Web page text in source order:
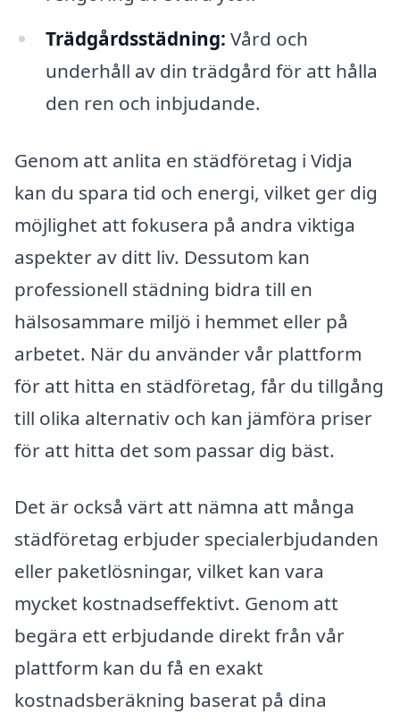
Trädgårdsstädning: Vård och
underhåll av din trädgård för att hålla
den ren och inbjudande.
Genom att anlita en städföretag i Vidja
kan du spara tid och energi, vilket ger dig
möjlighet att fokusera på andra viktiga
aspekter av ditt liv. Dessutom kan
professionell städning bidra till en
hälsosammare miljö i hemmet eller på
arbetet. När du använder vår plattform
för att hitta en städföretag, får du tillgång
till olika alternativ och kan jämföra priser
för att hitta det som passar dig bäst.
Det är också värt att nämna att många
städföretag erbjuder specialerbjudanden
eller paketlösningar, vilket kan vara
mycket kostnadseffektivt. Genom att
begära ett erbjudande direkt från vår
plattform kan du få en exakt
kostnadsberäkning baserat på dina